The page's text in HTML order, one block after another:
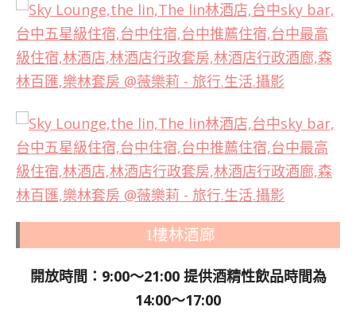
1樓林酒廊
開放時間：9:00～21:00 提供酒精性飲品時間為
14:00～17:00